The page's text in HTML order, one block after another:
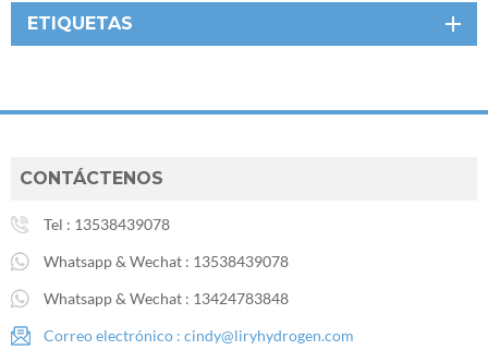
ETIQUETAS
CONTÁCTENOS
Tel : 13538439078
Whatsapp & Wechat : 13538439078
Whatsapp & Wechat : 13424783848
Correo electrónico : cindy@liryhydrogen.com